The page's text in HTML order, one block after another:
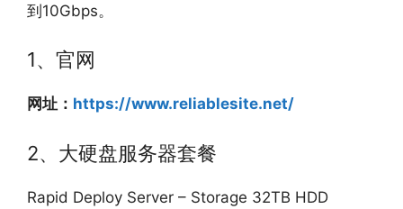
到10Gbps。
1、官网
网址： https://www.reliablesite.net/
2、大硬盘服务器套餐
Rapid Deploy Server – Storage 32TB HDD